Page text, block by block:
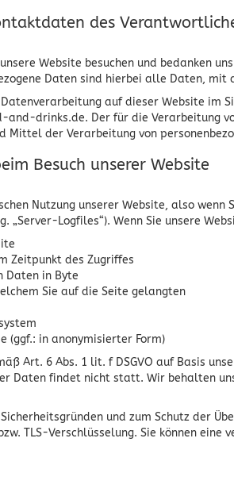
des
Website besuchen und bedanken
Daten sind hierbei alle Daten,
auf dieser Website im
drinks.de. Der für die Verarbeitung
Mittel der Verarbeitung von
Besuch unserer Website
Nutzung unserer Website, also
„Server-Logfiles“). Wenn Sie unsere
Zeitpunkt des Zugriffes
Daten in Byte
Sie auf die Seite gelangten
(ggf.: in anonymisierter Form)
Art. 6 Abs. 1 lit. f DSGVO auf Basis
Daten findet nicht statt. Wir behalten
und zum Schutz der
TLS-Verschlüsselung. Sie können